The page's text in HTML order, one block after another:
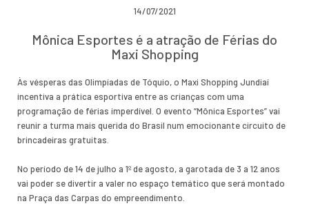
14/07/2021
Mônica Esportes é a atração de Férias do
Maxi Shopping
Às vésperas das Olimpíadas de Tóquio, o Maxi Shopping Jundiaí
incentiva a prática esportiva entre as crianças com uma
programação de férias imperdível. O evento “Mônica Esportes” vai
reunir a turma mais querida do Brasil num emocionante circuito de
brincadeiras gratuitas.
No período de 14 de julho a 1º de agosto, a garotada de 3 a 12 anos
vai poder se divertir a valer no espaço temático que será montado
na Praça das Carpas do empreendimento.